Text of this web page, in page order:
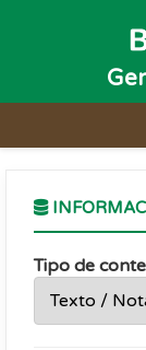
Tipo de